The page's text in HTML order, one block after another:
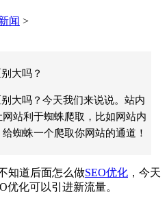
闻 >
大吗？
大吗？今天我们来说说。站内
站利于蜘蛛爬取，比如网站内
蜘蛛一个爬取你网站的通道！
道后面怎么做SEO优化 ，今天
优化可以引进新流量。